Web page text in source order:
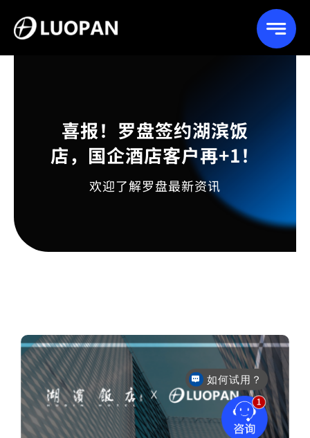
content
喜报！罗盘签约湖滨饭
店，国企酒店客户再+1！
欢迎了解罗盘最新资讯
如何试用？
售后咨询